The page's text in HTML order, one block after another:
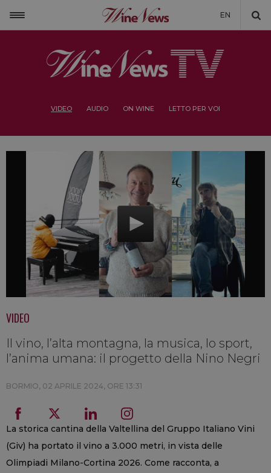
EN
VIDEO AUDIO ON WINE LETTO PER VOI
VIDEO
Il vino, l’alta montagna, la musica, lo sport,
l’anima umana: il progetto della Nino Negri
BORMIO, 02 APRILE 2024, ORE 13:31
La storica cantina della Valtellina del Gruppo Italiano Vini
(Giv) ha portato il vino a 3.000 metri, in vista delle
Olimpiadi Milano-Cortina 2026. Come racconta, a